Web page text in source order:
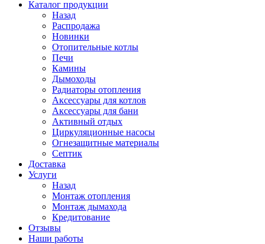
Каталог продукции
Назад
Распродажа
Новинки
Отопительные котлы
Печи
Камины
Дымоходы
Радиаторы отопления
Аксессуары для котлов
Аксессуары для бани
Активный отдых
Циркуляционные насосы
Огнезащитные материалы
Септик
Доставка
Услуги
Назад
Монтаж отопления
Монтаж дымахода
Кредитование
Отзывы
Наши работы